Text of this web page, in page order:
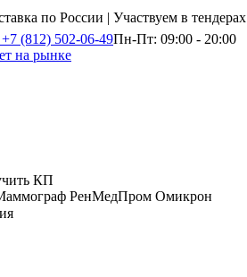
по России | Участвуем в
(812) 502-06-49Пн-Пт: 09:00 - 20:00
на рынке
КП
РенМедПром Омикрон